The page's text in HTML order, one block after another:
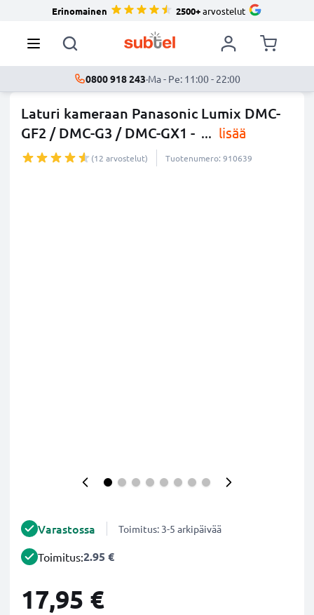
Erinomainen 2500+arvostelut
0800 918 243·Ma - Pe: 11:00 - 22:00
Laturi kameraan Panasonic Lumix DMC-
GF2 / DMC-G3 / DMC-GX1 - ... lisää
(12 arvostelut) Tuotenumero: 910639
Varastossa Toimitus: 3-5 arkipäivää
Toimitus:2.95 €
17,95 €